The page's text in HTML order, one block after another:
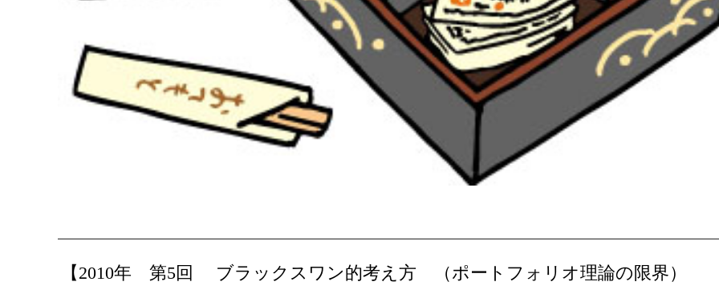
【2010年 第5回 ブラックスワン的考え方 （ポートフォリオ理論の限界）